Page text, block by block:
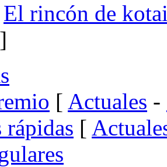
El rincón de
]
[ Actuales -
rápidas [